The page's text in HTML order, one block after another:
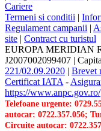
Cariere
Termeni si conditii
Regulament campanii
site
Contract cu turistul
EUROPA MERIDIAN
J2007002099407
221/02.09.2020
Brevet
Certificat IATA-
https://www.anpc.gov.ro/
Telefoane urgente:
autocar: 0722.357.056;
Circuite autocar: